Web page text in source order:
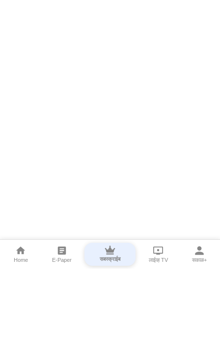
Home E-Paper सबस्क्राईब लाईव्ह TV सकाळ+